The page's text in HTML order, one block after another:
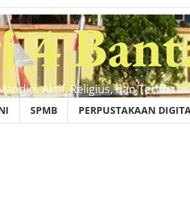
4
Aktif, Religius, dan Tertib
SPMB PERPUSTAKAAN